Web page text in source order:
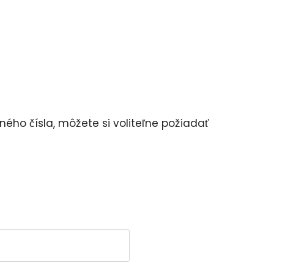
čísla, môžete si voliteľne požiadať